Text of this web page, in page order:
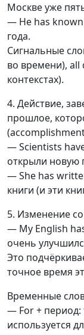
Москве уже
— He has known
года.
Сигнальные
во времени), all
контекстах).
4. Действие,
прошлое,
— Scientists
открыли новую
— She has
книги (и эти
5. Изменение
— My English
очень
Это
точное время
Временные
— For +
используется